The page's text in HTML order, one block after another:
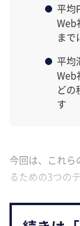
平均
Web
ま
平均
Web
どの
す
今回は、これ
るための3つの